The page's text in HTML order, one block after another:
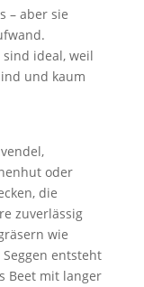
– aber sie
sind ideal, weil
und kaum
oder
die
zuverlässig
wie
entsteht
Beet mit langer